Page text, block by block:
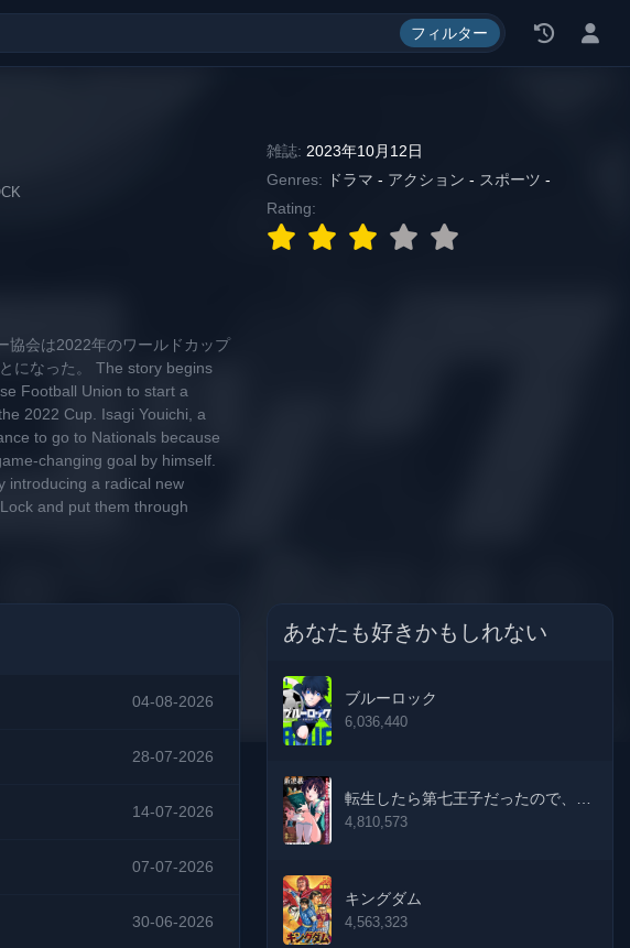
フィルター
協会は2022年のワールドカップ
になった。 The story begins
Football Union to start a
2022 Cup. Isagi Youichi, a
to go to Nationals because
changing goal by himself.
introducing a radical new
and put them through
雑誌: 2023年10月12日
Genres:
ドラマ - アクション - スポーツ -
Rating:
04-08-2026
28-07-2026
14-07-2026
07-07-2026
30-06-2026
あなたも好きかもしれない
ブルーロック
6,036,440
転生したら第七王子だったので、気
ままに魔術を極めます
4,810,573
キングダム
4,563,323
ルト, 漫画 無料, エロ漫画, 漫画 ロウ